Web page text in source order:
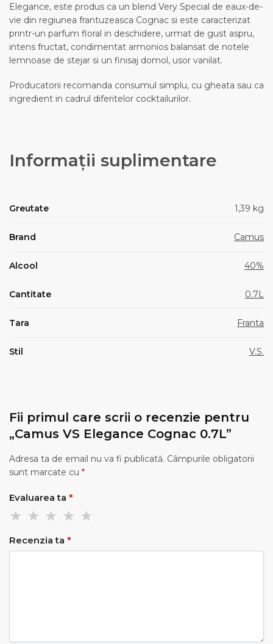
Elegance, este produs ca un blend Very Special de eaux-de-
vie din regiunea frantuzeasca Cognac si este caracterizat
printr-un parfum floral in deschidere, urmat de gust aspru,
intens fructat, condimentat armonios balansat de notele
lemnoase de stejar si un finisaj domol, usor vanilat.
Producatorii recomanda consumul simplu, cu gheata sau ca
ingredient in cadrul diferitelor cocktailurilor.
Informații suplimentare
Greutate 1,39 kg
Brand Camus
Alcool 40%
Cantitate 0.7L
Tara Franta
Stil V.S.
Fii primul care scrii o recenzie pentru
„Camus VS Elegance Cognac 0.7L”
Adresa ta de email nu va fi publicată. Câmpurile obligatorii
sunt marcate cu *
Evaluarea ta *
Recenzia ta *